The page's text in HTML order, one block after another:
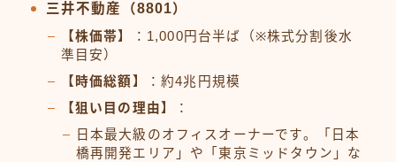
三井不動産（8801）
【株価帯】
：1,000円台半ば（※株式分割後水
準目安）
【時価総額】
：約4兆円規模
【狙い目の理由】
：
日本最大級のオフィスオーナーです。「日本
橋再開発エリア」や「東京ミッドタウン」な